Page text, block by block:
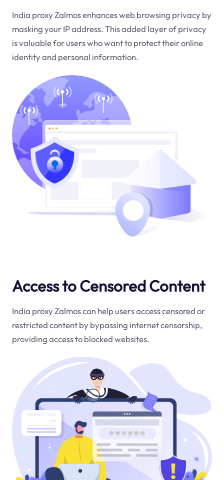
India proxy Zalmos enhances web browsing privacy by
masking your IP address. This added layer of privacy
is valuable for users who want to protect their online
identity and personal information.
Access to Censored Content
India proxy Zalmos can help users access censored or
restricted content by bypassing internet censorship,
providing access to blocked websites.